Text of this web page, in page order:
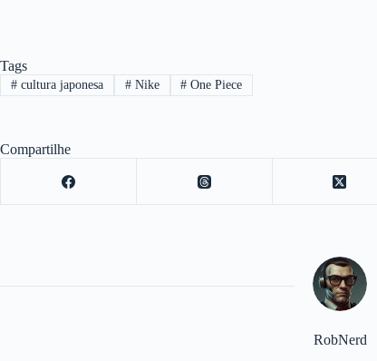
Tags
#cultura japonesa #Nike # One Piece
Compartilhe
RobNerd